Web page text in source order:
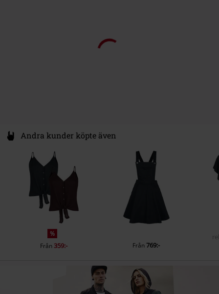
Andra kunder köpte även
%
Från359:- Från769:-